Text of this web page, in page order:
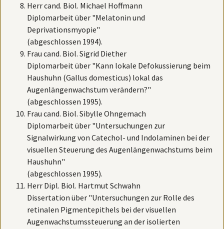
Herr cand. Biol. Michael Hoffmann
Diplomarbeit über "Melatonin und
Deprivationsmyopie"
(abgeschlossen 1994).
Frau cand. Biol. Sigrid Diether
Diplomarbeit über "Kann lokale Defokussierung beim
Haushuhn (Gallus domesticus) lokal das
Augenlängenwachstum verändern?"
(abgeschlossen 1995).
Frau cand. Biol. Sibylle Ohngemach
Diplomarbeit über "Untersuchungen zur
Signalwirkung von Catechol- und Indolaminen bei der
visuellen Steuerung des Augenlängenwachstums beim
Haushuhn"
(abgeschlossen 1995).
Herr Dipl. Biol. Hartmut Schwahn
Dissertation über "Untersuchungen zur Rolle des
retinalen Pigmentepithels bei der visuellen
Augenwachstumssteuerung an der isolierten